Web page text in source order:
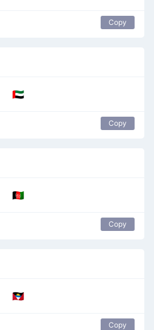
Copy
🇦🇪
Copy
🇦🇫
Copy
🇦🇬
Copy